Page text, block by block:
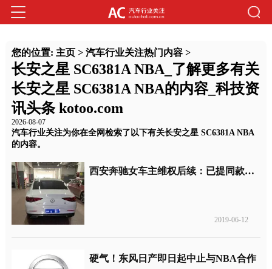
您的位置: 主页> 汽车行业关注热门内容>
长安之星 SC6381A NBA_了解更多有关
长安之星 SC6381A NBA的内容_科技资
讯头条 kotoo.com
2026-08-07
汽车行业关注为你在全网检索了以下有关长安之星 SC6381A NBA
的内容。
西安奔驰女车主维权后续：已提同款新车，服务费退回
2019-06-12
硬气！东风日产即日起中止与NBA合作